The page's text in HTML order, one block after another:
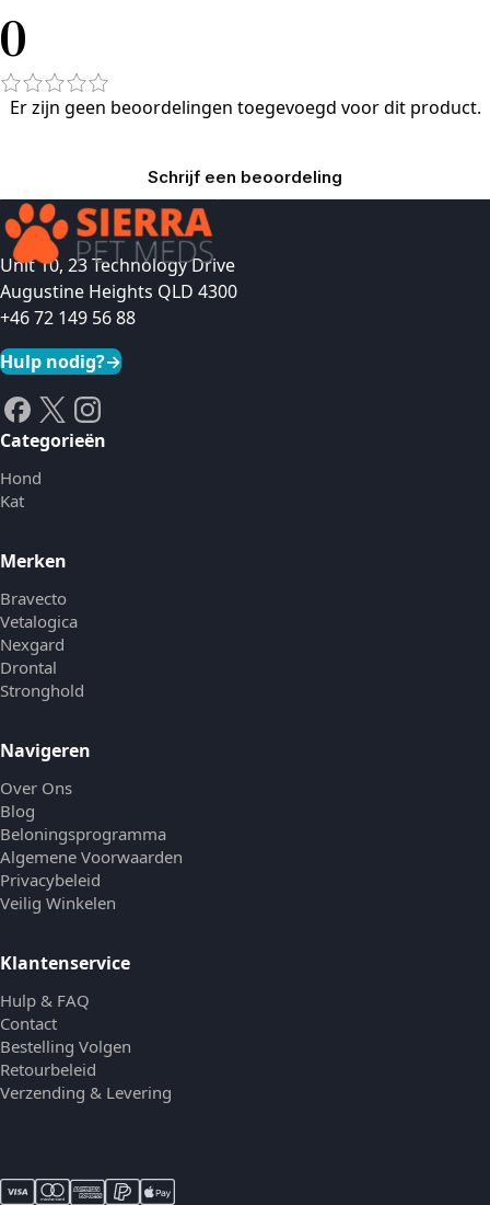
0
Er zijn geen beoordelingen toegevoegd voor dit product.
Schrijf een beoordeling
Unit 10, 23 Technology Drive
Augustine Heights QLD 4300
+46 72 149 56 88
Hulp nodig?→
Categorieën
Hond
Kat
Merken
Bravecto
Vetalogica
Nexgard
Drontal
Stronghold
Navigeren
Over Ons
Blog
Beloningsprogramma
Algemene Voorwaarden
Privacybeleid
Veilig Winkelen
Klantenservice
Hulp & FAQ
Contact
Bestelling Volgen
Retourbeleid
Verzending & Levering